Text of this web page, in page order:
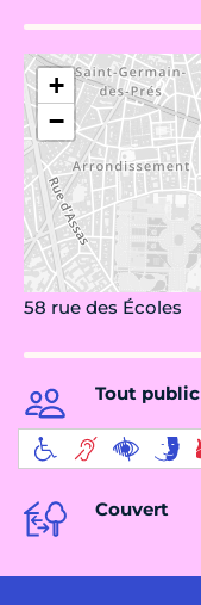
+
−
58 rue des Écoles
Tout public
Couvert